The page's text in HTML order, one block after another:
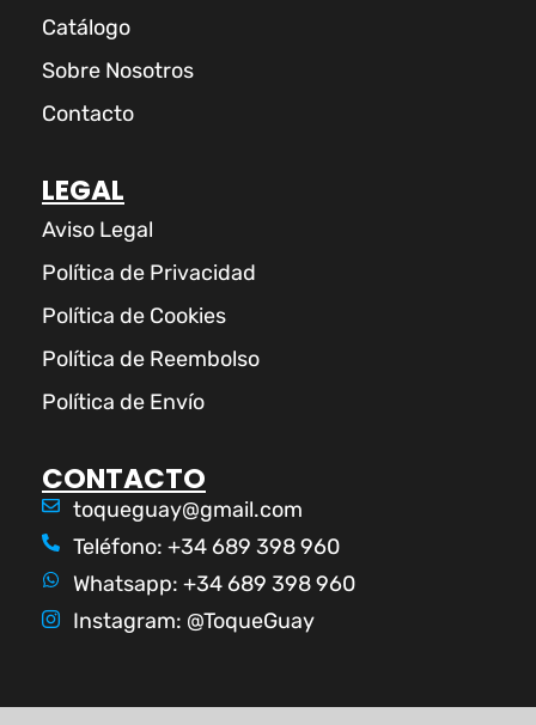
Catálogo
Sobre Nosotros
Contacto
LEGAL
Aviso Legal
Política de Privacidad
Política de Cookies
Política de Reembolso
Política de Envío
CONTACTO
toqueguay@gmail.com
Teléfono: +34 689 398 960
Whatsapp: +34 689 398 960
Instagram: @ToqueGuay